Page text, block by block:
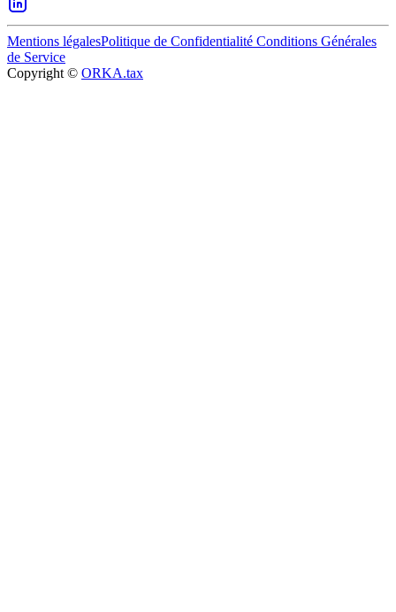
Mentions légalesPolitique de Confidentialité Conditions Générales
de Service
Copyright © ORKA.tax